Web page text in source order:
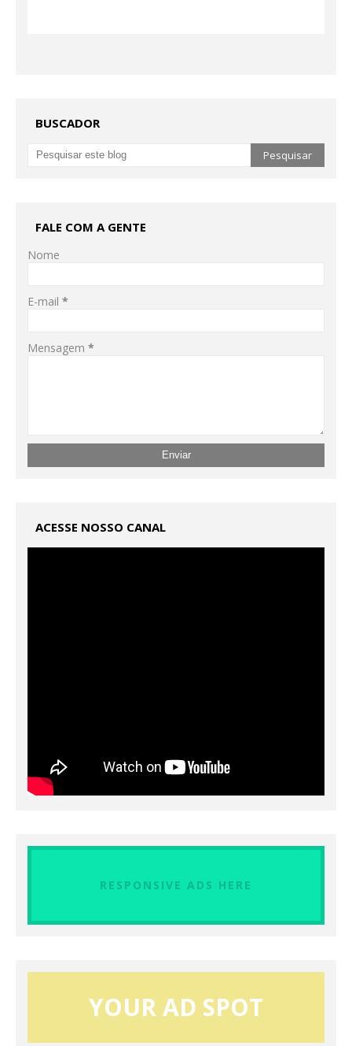
BUSCADOR
FALE COM A GENTE
Nome
E-mail *
Mensagem *
ACESSE NOSSO CANAL
RESPONSIVE ADS HERE
YOUR AD SPOT